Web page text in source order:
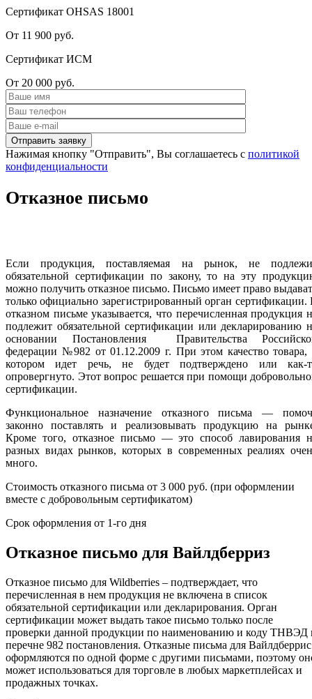
Сертификат OHSAS 18001
От 11 900 руб.
Сертификат ИСМ
От 20 000 руб.
Нажимая кнопку "Отправить", Вы соглашаетесь с политикой
конфиденциальности
Отказное письмо
Если продукция, поставляемая на рынок, не
обязательной сертификации по закону, то на эту
можно получить отказное письмо. Письмо имеет право
только официально зарегистрированный орган сертификации.
отказном письме указывается, что перечисленная продукция
подлежит обязательной сертификации или декларированию
основании Постановления Правительства
федерации №982 от 01.12.2009 г. При этом качество товара,
котором идет речь, не будет подтверждено или как-
опровергнуто. Этот вопрос решается при помощи
сертификации.
Функциональное назначение отказного письма —
законно поставлять и реализовывать продукцию на
Кроме того, отказное письмо — это способ лавирования
разных видах рынков, которых в современных реалиях
много.
Стоимость отказного письма от 3 000 руб. (при оформлении
вместе с добровольным сертификатом)
Срок оформления от 1-го дня
Отказное письмо для Вайлдберриз
Отказное письмо для Wildberries – подтверждает, что
перечисленная в нем продукция не включена в список
обязательной сертификации или декларирования. Орган
сертификации может выдать такое письмо только после
проверки данной продукции по наименованию и коду ТНВЭД
перечне 982 постановления. Отказные письма для Вайлдберрис
оформляются по одной форме с другими письмами, поэтому
может использоваться для торговле в любых маркетплейсах и
продажных точках.